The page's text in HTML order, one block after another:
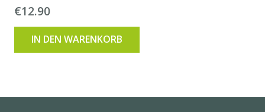
€12.90
IN DEN WARENKORB